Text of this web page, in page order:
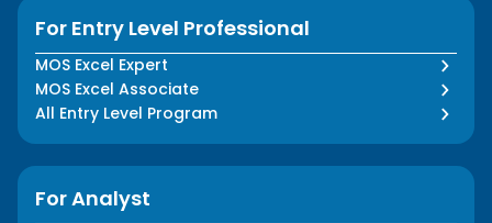
For Entry Level Professional
MOS Excel Expert
MOS Excel Associate
All Entry Level Program
For Analyst